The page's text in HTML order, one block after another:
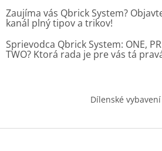
Zaujíma vás Qbrick System?
kanál plný tipov a trikov!
Sprievodca Qbrick System: ONE,
TWO? Ktorá rada je pre vás tá
Dílenské vybavení